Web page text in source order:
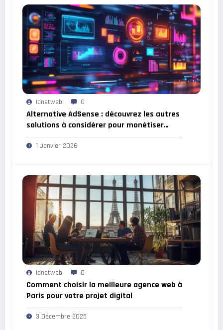
Idnetweb 0
Alternative AdSense : découvrez les autres
solutions à considérer pour monétiser
votre site web !
1 Janvier 2026
Idnetweb 0
Comment choisir la meilleure agence web à
Paris pour votre projet digital
3 Décembre 2025